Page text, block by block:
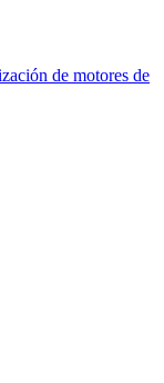
de motores de